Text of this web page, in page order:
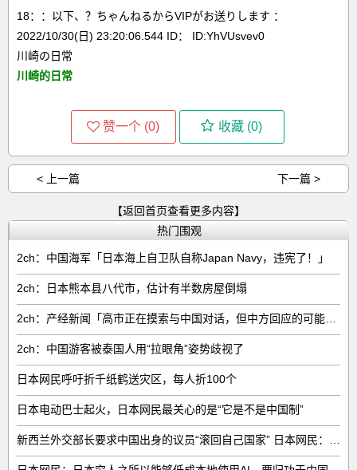
18：：以下、？ちゃんねるからVIPがお送りします ：
2022/10/30(日) 23:20:06.544 ID： ID:YhVUsvev0
川崎の日常
川崎的日常
赞一个 (0) 收藏 (0)
< 上一篇 下一篇 >
【返回首页查看更多内容】
热门围观
2ch：中国海军「日本海上自卫队自称Japan Navy，违宪了！」
2ch：日本熊本县八代市，估计有半数房屋倒塌
2ch：中国游客被泰国人用“拉眼角”姿势歧视了
日本网民呼吁折千纸鹤送灾区，每人折100个
日本电动巴士起火，日本网民最关心的是“它是不是中国制”